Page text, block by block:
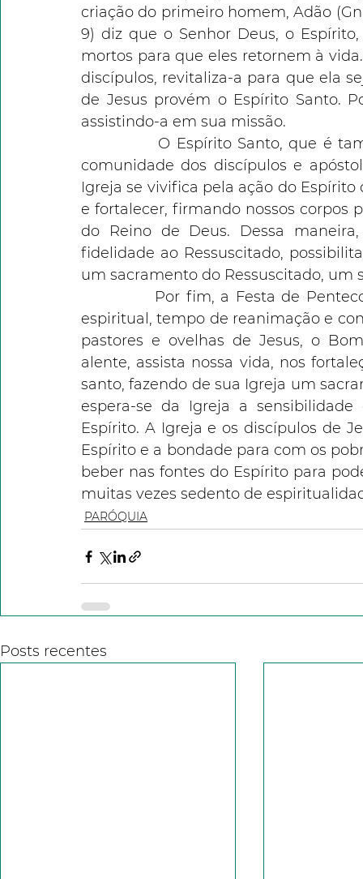
criação do primeiro homem, Adão
9) diz que o Senhor Deus, o
mortos para que eles retornem à
discípulos, revitaliza-a para que ela
de Jesus provém o Espírito Santo.
assistindo-a em sua missão.
O Espírito Santo, que é
comunidade dos discípulos e
Igreja se vivifica pela ação do
e fortalecer, firmando nossos corpos
do Reino de Deus. Dessa
fidelidade ao Ressuscitado,
um sacramento do Ressuscitado, um
Por fim, a Festa de
espiritual, tempo de reanimação e
pastores e ovelhas de Jesus, o
alente, assista nossa vida, nos
santo, fazendo de sua Igreja um
espera-se da Igreja a
Espírito. A Igreja e os discípulos de
Espírito e a bondade para com os
beber nas fontes do Espírito para
muitas vezes sedento de
PARÓQUIA
Posts recentes